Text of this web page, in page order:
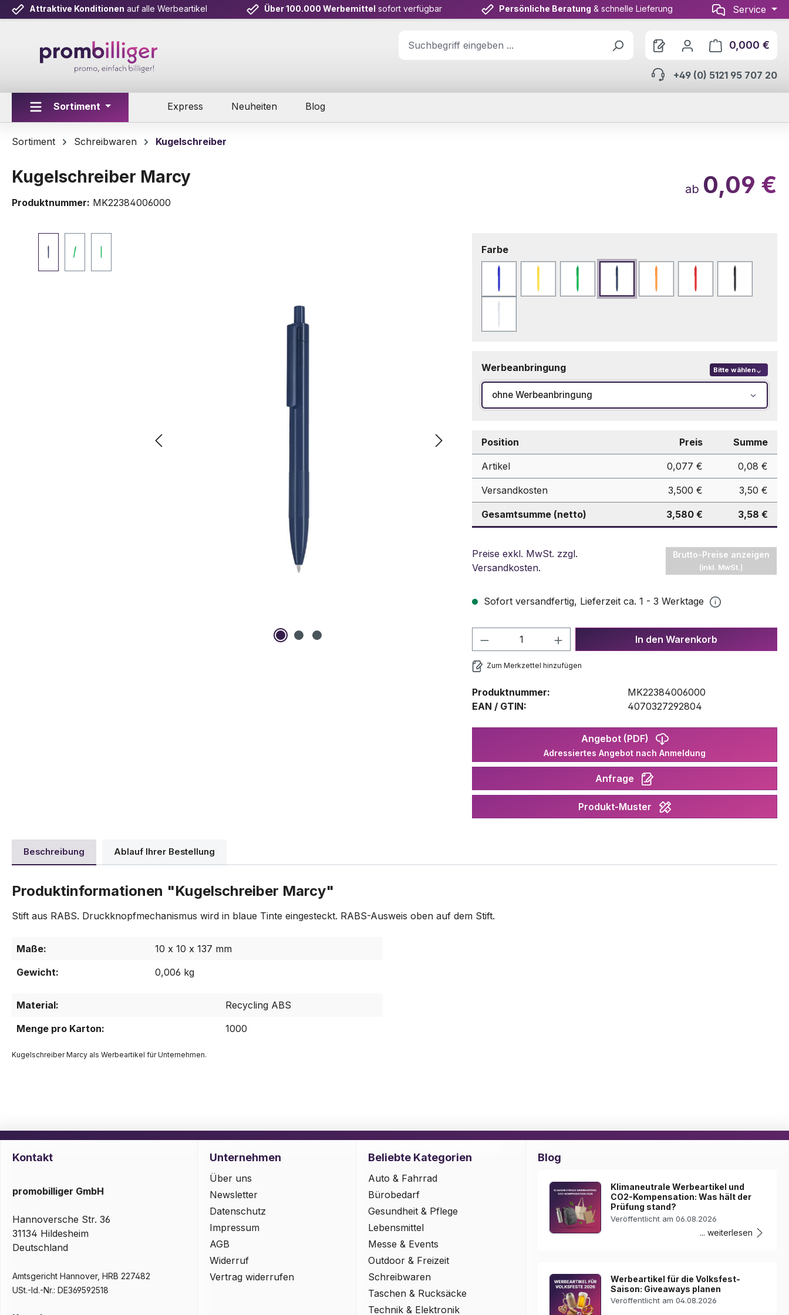
Hauptinhalt springen
Zur Suche springen
Zur Hauptnavigation springen
Attraktive Konditionen auf alle Werbeartikel Über 100.000 Werbemittel sofort verfügbar Persönliche Beratung & schnelle Lieferung Service
0,000 €
+49 (0) 5121 95 707 20
Sortiment Express Neuheiten Blog
Sortiment Schreibwaren Kugelschreiber
Kugelschreiber Marcy
Produktnummer: MK22384006000
ab 0,09 €
Farbeauswählen
Blau Gelb Grün MarineblauOrange Rot Schwarz
Werbeanbringung Bitte wählen
ohne Werbeanbringung
Position Preis Summe
Artikel 0,077 € 0,08 €
Versandkosten 3,500 € 3,50 €
Gesamtsumme (netto) 3,580 € 3,58 €
Preise exkl. MwSt. zzgl.
Versandkosten.
Brutto-Preise anzeigen
(inkl. MwSt.)
Sofort versandfertig, Lieferzeit ca. 1 - 3 Werktage
Produkt Anzahl: Gib den gewünschten Wert
In den Warenkorb
Zum Merkzettel hinzufügen
Produktnummer:
MK22384006000
EAN / GTIN:
4070327292804
Angebot (PDF)
Adressiertes Angebot nach Anmeldung
Anfrage
Produkt-Muster
Beschreibung Ablauf Ihrer Bestellung
Produktinformationen "Kugelschreiber Marcy"
Stift aus RABS. Druckknopfmechanismus wird in blaue Tinte eingesteckt. RABS-Ausweis oben auf dem Stift.
Maße:
10 x 10 x 137 mm
Gewicht:
0,006 kg
Material:
Recycling ABS
Menge pro Karton:
1000
Kugelschreiber Marcy als Werbeartikel für Unternehmen.
Kontakt
promobilliger GmbH
Hannoversche Str. 36
31134 Hildesheim
Deutschland
Amtsgericht Hannover, HRB 227482
USt.-Id.-Nr.: DE369592518
Unternehmen
Über uns
Newsletter
Datenschutz
Impressum
AGB
Widerruf
Vertrag widerrufen
Beliebte Kategorien
Auto & Fahrrad
Bürobedarf
Gesundheit & Pflege
Lebensmittel
Messe & Events
Outdoor & Freizeit
Schreibwaren
Taschen & Rucksäcke
Technik & Elektronik
Blog
Klimaneutrale Werbeartikel und
CO2-Kompensation: Was hält der
Prüfung stand?
Veröffentlicht am 06.08.2026
... weiterlesen
Werbeartikel für die Volksfest-
Saison: Giveaways planen
Veröffentlicht am 04.08.2026